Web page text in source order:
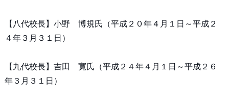
【八代校長】小野 博規氏（平成２０年４月１日～平成２
４年３月３１日）
【九代校長】吉田 寛氏（平成２４年４月１日～平成２６
年３月３１日）